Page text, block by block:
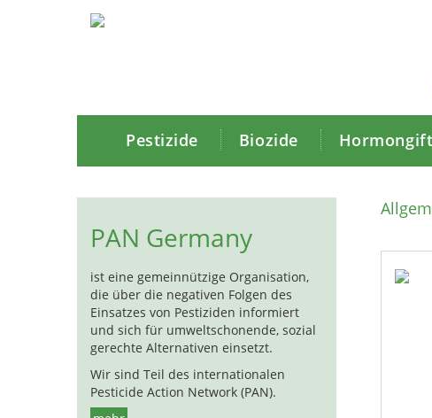
Pestizide Biozide
PAN Germany
ist eine gemeinnützige Organisation,
die über die negativen Folgen des
Einsatzes von Pestiziden informiert
und sich für umweltschonende, sozial
gerechte Alternativen einsetzt.
Wir sind Teil des internationalen
Pesticide Action Network (PAN).